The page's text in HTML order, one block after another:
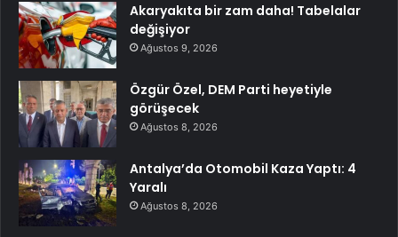
Akaryakıta bir zam daha! Tabelalar
değişiyor
Ağustos 9, 2026
Özgür Özel, DEM Parti heyetiyle
görüşecek
Ağustos 8, 2026
Antalya’da Otomobil Kaza Yaptı: 4
Yaralı
Ağustos 8, 2026